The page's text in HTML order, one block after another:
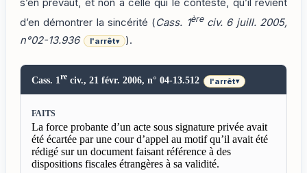
s’en prévaut, et non à celle qui le conteste, qu’il revient
d’en démontrer la sincérité (Cass. 1èreciv. 6 juill. 2005,
n°02-13.936
l'arrêt▾ ).
Cass. 1re civ., 21 févr. 2006, n° 04-13.512 l'arrêt▾
FAITS
La force probante d’un acte sous signature privée avait
été écartée par une cour d’appel au motif qu’il avait été
rédigé sur un document faisant référence à des
dispositions fiscales étrangères à sa validité.